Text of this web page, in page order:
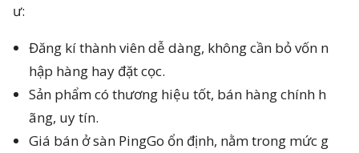
ư:
Đăng kí thành viên dễ dàng, không cần bỏ vốn n
hập hàng hay đặt cọc.
Sản phẩm có thương hiệu tốt, bán hàng chính h
ãng, uy tín.
Giá bán ở sàn PingGo ổn định, nằm trong mức g